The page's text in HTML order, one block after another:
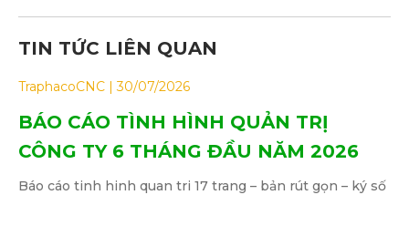
TIN TỨC LIÊN QUAN
BÁO CÁO TÌNH HÌNH QUẢN TRỊ
CÔNG TY 6 THÁNG ĐẦU NĂM 2026
TraphacoCNC 30/07/2026
Báo cáo tinh hinh quan tri 17 trang – bản rút gọn – ký số